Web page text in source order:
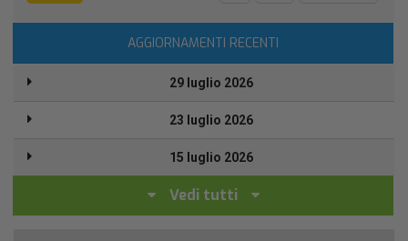
AGGIORNAMENTI RECENTI
29 luglio 2026
23 luglio 2026
15 luglio 2026
Vedi tutti